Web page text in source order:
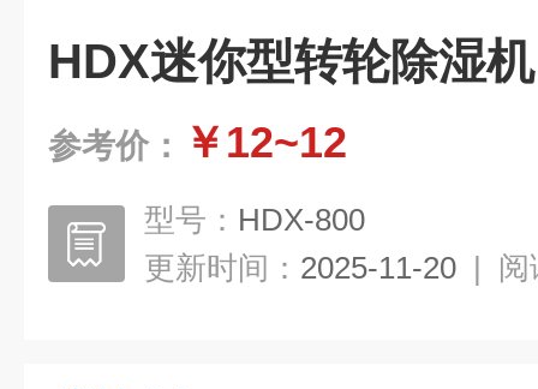
HDX迷你型转轮除湿机
参考价： ￥12~12
型号： HDX-800
更新时间： 2025-11-20 | 阅